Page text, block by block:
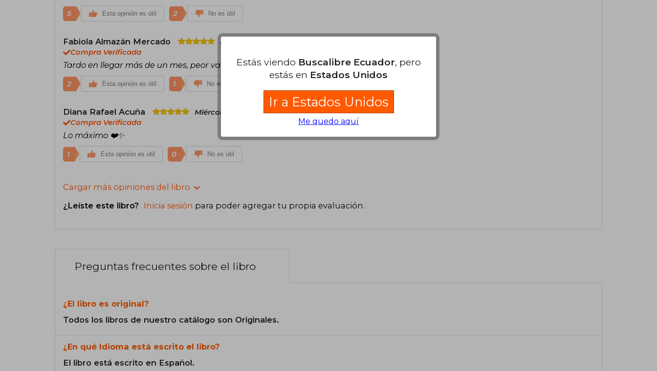
5 Esta opinión es útil 2 No es útil
Fabiola Almazán Mercado
Miércoles 09 de Julio, 2025
Compra Verificada
Tardo en llegar más de un mes, peor valió la pena. Excelente libro.
2 Esta opinión es útil 1 No es útil
Diana Rafael Acuña
Miércoles 24 de Septiembre, 2025
Compra Verificada
Lo máximo ❤️✨
1 Esta opinión es útil 0 No es útil
Cargar más opiniones del libro
¿Leíste este libro? Inicia sesión para poder agregar tu propia evaluación.
Preguntas frecuentes sobre el libro
¿El libro es original?
Todos los libros de nuestro catálogo son Originales.
¿En qué Idioma está escrito el libro?
El libro está escrito en Español.
Estás viendo Buscalibre Ecuador, pero
estás en Estados Unidos
Ir a Estados Unidos
Me quedo aquí